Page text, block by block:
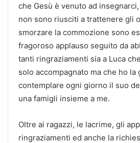
che Gesù è venuto ad
non sono riusciti a trattenere gli
smorzare la commozione sono
fragoroso applauso seguito da
tanti ringraziamenti sia a Luca
solo accompagnato ma che ho la
contemplare ogni giorno il suo
una famigli insieme a me.
Oltre ai ragazzi, le lacrime, gli
ringraziamenti ed anche la